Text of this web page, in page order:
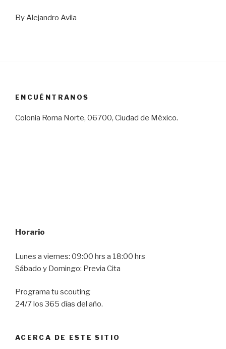
By Alejandro Avila
ENCUÉNTRANOS
Colonia Roma Norte, 06700, Ciudad de México.
Horario
Lunes a viernes: 09:00 hrs a 18:00 hrs
Sábado y Domingo: Previa Cita
Programa tu scouting
24/7 los 365 días del año.
ACERCA DE ESTE SITIO